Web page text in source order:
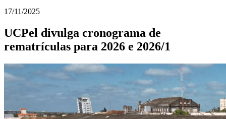
17/11/2025
UCPel divulga cronograma de
rematrículas para 2026 e 2026/1